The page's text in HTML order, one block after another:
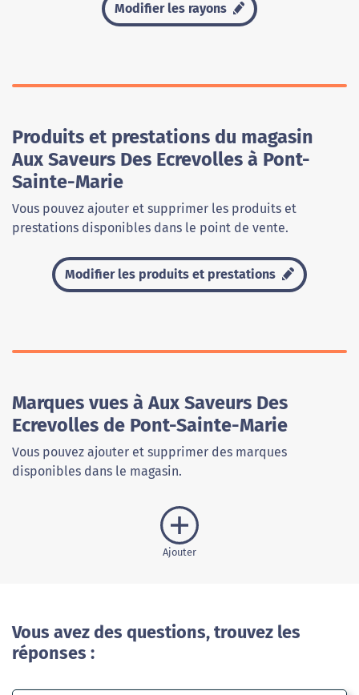
Modifier les rayons
Produits et prestations du magasin
Aux Saveurs Des Ecrevolles à Pont-
Sainte-Marie
Vous pouvez ajouter et supprimer les produits et
prestations disponibles dans le point de vente.
Modifier les produits et prestations
Marques vues à Aux Saveurs Des
Ecrevolles de Pont-Sainte-Marie
Vous pouvez ajouter et supprimer des marques
disponibles dans le magasin.
Ajouter
Vous avez des questions, trouvez les
réponses :